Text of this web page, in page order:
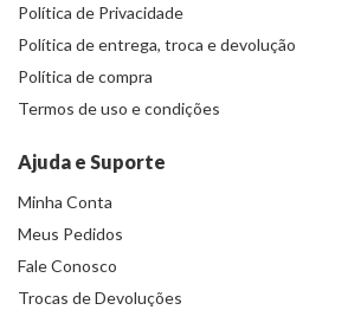
Política de Privacidade
Política de entrega, troca e devolução
Política de compra
Termos de uso e condições
Ajuda e Suporte
Minha Conta
Meus Pedidos
Fale Conosco
Trocas de Devoluções